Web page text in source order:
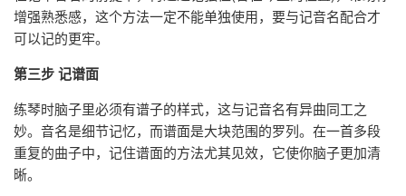
增强熟悉感，这个方法一定不能单独使用，要与记音名配合才
可以记的更牢。
第三步 记谱面
练琴时脑子里必须有谱子的样式，这与记音名有异曲同工之
妙。音名是细节记忆，而谱面是大块范围的罗列。在一首多段
重复的曲子中，记住谱面的方法尤其见效，它使你脑子更加清
晰。